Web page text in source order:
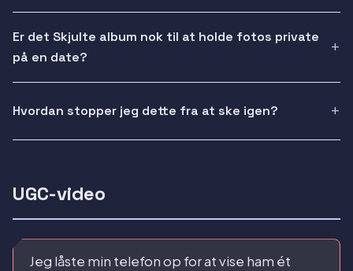
Er det Skjulte album nok til at holde fotos private
på en date?
Hvordan stopper jeg dette fra at ske igen?
UGC-video
Jeg låste min telefon op for at vise ham ét